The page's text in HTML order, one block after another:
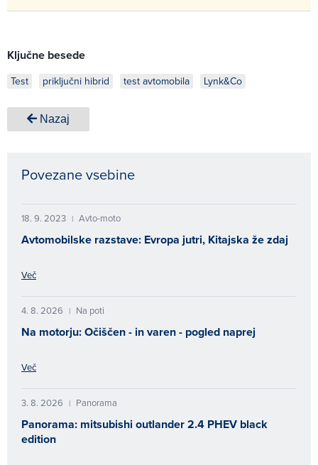
Ključne besede
Test priključni hibrid test avtomobila Lynk&Co
Nazaj
Povezane vsebine
18. 9. 2023 | Avto-moto
Avtomobilske razstave: Evropa jutri, Kitajska že zdaj
Več
4. 8. 2026 | Na poti
Na motorju: Očiščen - in varen - pogled naprej
Več
3. 8. 2026 | Panorama
Panorama: mitsubishi outlander 2.4 PHEV black
edition